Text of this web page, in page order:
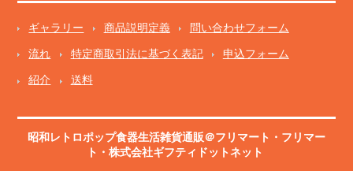
ギャラリー 商品説明定義 問い合わせフォーム
流れ 特定商取引法に基づく表記 申込フォーム
紹介 送料
昭和レトロポップ食器生活雑貨通販＠フリマート ・ フリマー
ト ・株式会社ギフティドットネット